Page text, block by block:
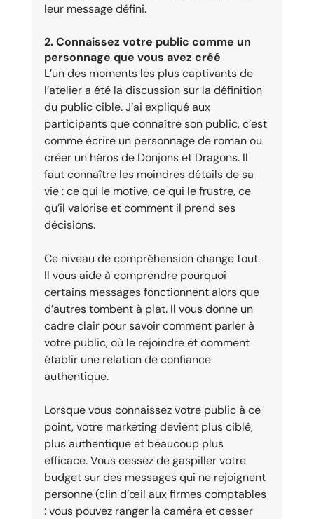
leur message défini.
2. Connaissez votre public comme un
personnage que vous avez créé
L’un des moments les plus captivants de
l’atelier a été la discussion sur la définition
du public cible. J’ai expliqué aux
participants que connaître son public, c’est
comme écrire un personnage de roman ou
créer un héros de Donjons et Dragons. Il
faut connaître les moindres détails de sa
vie : ce qui le motive, ce qui le frustre, ce
qu’il valorise et comment il prend ses
décisions.
Ce niveau de compréhension change tout.
Il vous aide à comprendre pourquoi
certains messages fonctionnent alors que
d’autres tombent à plat. Il vous donne un
cadre clair pour savoir comment parler à
votre public, où le rejoindre et comment
établir une relation de confiance
authentique.
Lorsque vous connaissez votre public à ce
point, votre marketing devient plus ciblé,
plus authentique et beaucoup plus
efficace. Vous cessez de gaspiller votre
budget sur des messages qui ne rejoignent
personne (clin d’œil aux firmes comptables
: vous pouvez ranger la caméra et cesser